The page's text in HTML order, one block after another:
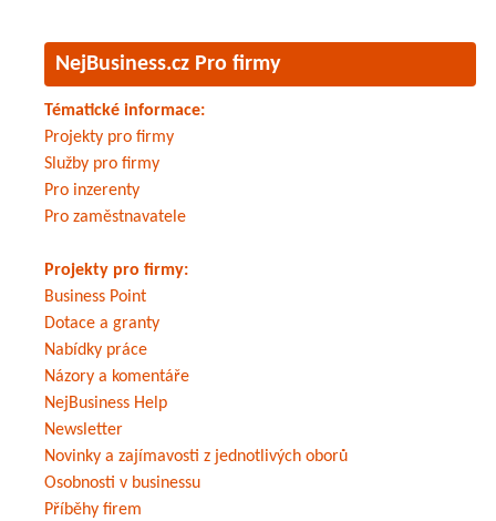
NejBusiness.cz Pro firmy
Tématické informace:
Projekty pro firmy
Služby pro firmy
Pro inzerenty
Pro zaměstnavatele
Projekty pro firmy:
Business Point
Dotace a granty
Nabídky práce
Názory a komentáře
NejBusiness Help
Newsletter
Novinky a zajímavosti z jednotlivých oborů
Osobnosti v businessu
Příběhy firem